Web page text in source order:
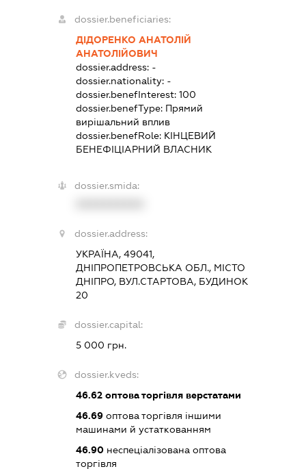
dossier.beneficiaries:
ДІДОРЕНКО АНАТОЛІЙ
АНАТОЛІЙОВИЧ
dossier.address: -
dossier.nationality: -
dossier.benefInterest: 100
dossier.benefType: Прямий
вирішальний вплив
dossier.benefRole: КІНЦЕВИЙ
БЕНЕФІЦІАРНИЙ ВЛАСНИК
dossier.smida:
dossier.address:
УКРАЇНА, 49041,
ДНІПРОПЕТРОВСЬКА ОБЛ., МІСТО
ДНІПРО, ВУЛ.СТАРТОВА, БУДИНОК
20
dossier.capital:
5 000 грн.
dossier.kveds:
46.62оптова торгівля верстатами
46.69оптова торгівля іншими
машинами й устаткованням
46.90неспеціалізована оптова
торгівля